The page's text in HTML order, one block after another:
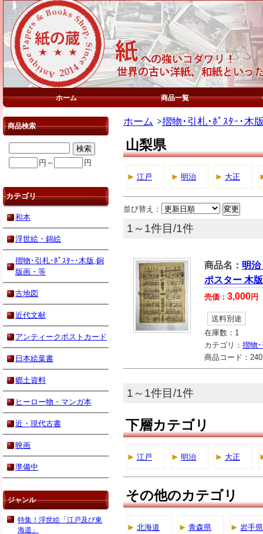
ホーム 商品一覧
ホーム 摺物･引札･ﾎﾟｽﾀｰ･木
山梨県
江戸 明治 大正
並び替え：
1～1件目/1件
商品名： 明治
ポスター 木
売価： 3,000円
送料別途
在庫数： 1
カテゴリ： 摺物
商品コード：
1～1件目/1件
下層カテゴリ
江戸 明治 大正
その他のカテゴリ
北海道 青森県 岩手県
商品検索
円～ 円
カテゴリ
和本
浮世絵・錦絵
摺物･引札･ﾎﾟｽﾀｰ･木版,銅
版画・等
古地図
近代文献
アンティークポストカード
日本絵葉書
郷土資料
ヒーロー物・マンガ本
近・現代古書
映画
準備中
ジャンル
特集！浮世絵「江戸及び東
海道」